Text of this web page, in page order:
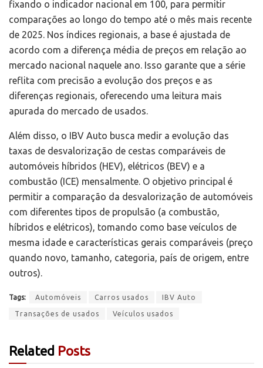
fixando o indicador nacional em 100, para permitir
comparações ao longo do tempo até o mês mais recente
de 2025. Nos índices regionais, a base é ajustada de
acordo com a diferença média de preços em relação ao
mercado nacional naquele ano. Isso garante que a série
reflita com precisão a evolução dos preços e as
diferenças regionais, oferecendo uma leitura mais
apurada do mercado de usados.
Além disso, o IBV Auto busca medir a evolução das
taxas de desvalorização de cestas comparáveis de
automóveis híbridos (HEV), elétricos (BEV) e a
combustão (ICE) mensalmente. O objetivo principal é
permitir a comparação da desvalorização de automóveis
com diferentes tipos de propulsão (a combustão,
híbridos e elétricos), tomando como base veículos de
mesma idade e características gerais comparáveis (preço
quando novo, tamanho, categoria, país de origem, entre
outros).
Tags: Automóveis Carros usados IBV Auto
Transações de usados Veículos usados
Related Posts